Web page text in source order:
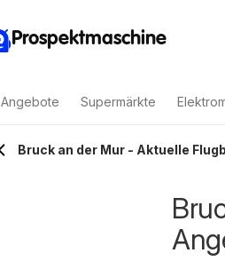
Prospektmaschine
Angebote Supermärkte
Bruck an der Mur - Aktuelle